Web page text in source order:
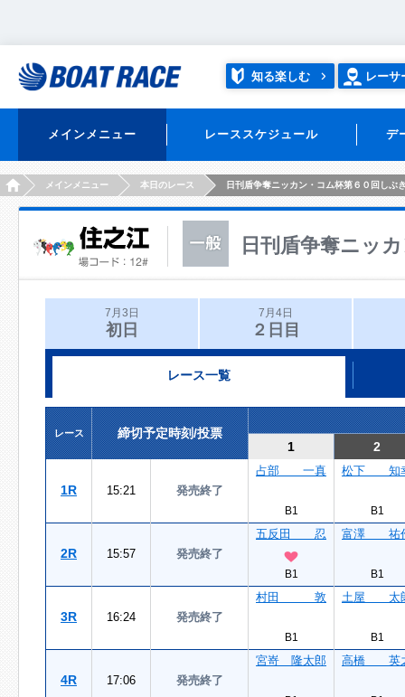
知る楽しむ レーサ
メインメニュー レーススケジュール デ
HOMEメインメニュー 本日のレース 日刊盾争奪ニッカン・コム杯第６０回しぶ
日刊盾争奪ニッ
7月3日
初日
7月4日
２日目
レース一覧
レース
締切予定時刻/投票
1
2
1R 15:21 発売終了
占部 一真
B1
松下 知
B1
2R 15:57 発売終了
五反田 忍
B1
富澤 祐
B1
3R 16:24 発売終了
村田 敦
B1
土屋 太
B1
4R 17:06 発売終了
宮嵜 隆太郎 高橋 英